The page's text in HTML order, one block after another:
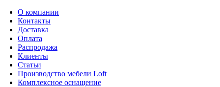
О компании
Контакты
Доставка
Оплата
Распродажа
Клиенты
Статьи
Производство мебели Loft
Комплексное оснащение